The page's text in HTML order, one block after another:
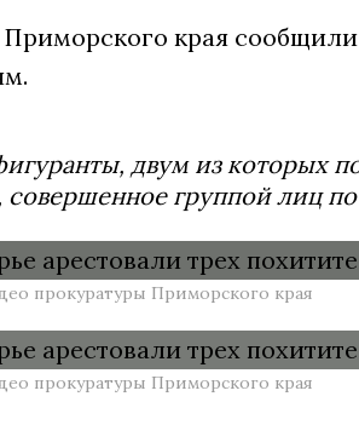
края
двум из которых
совершенное группой лиц
прокуратуры Приморского края
прокуратуры Приморского края